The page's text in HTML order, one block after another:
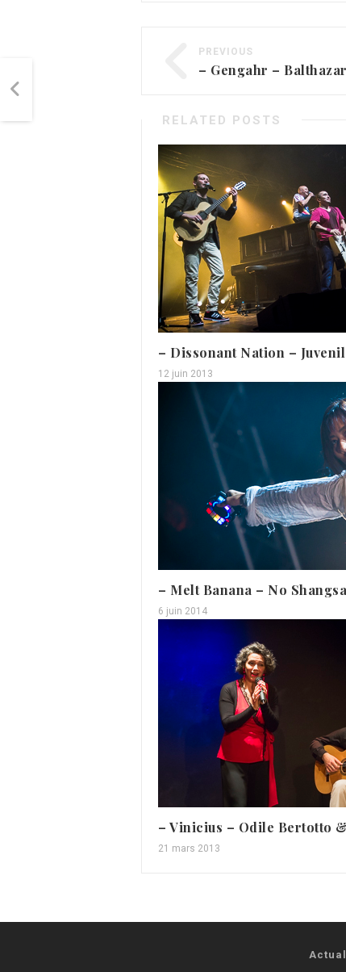
PREVIOUS
– Gengahr – Balthazar
RELATED POSTS
– Dissonant Nation –
12 juin 2013
– Melt Banana – No Shangsa
6 juin 2014
– Vinicius – Odile Bertotto
21 mars 2013